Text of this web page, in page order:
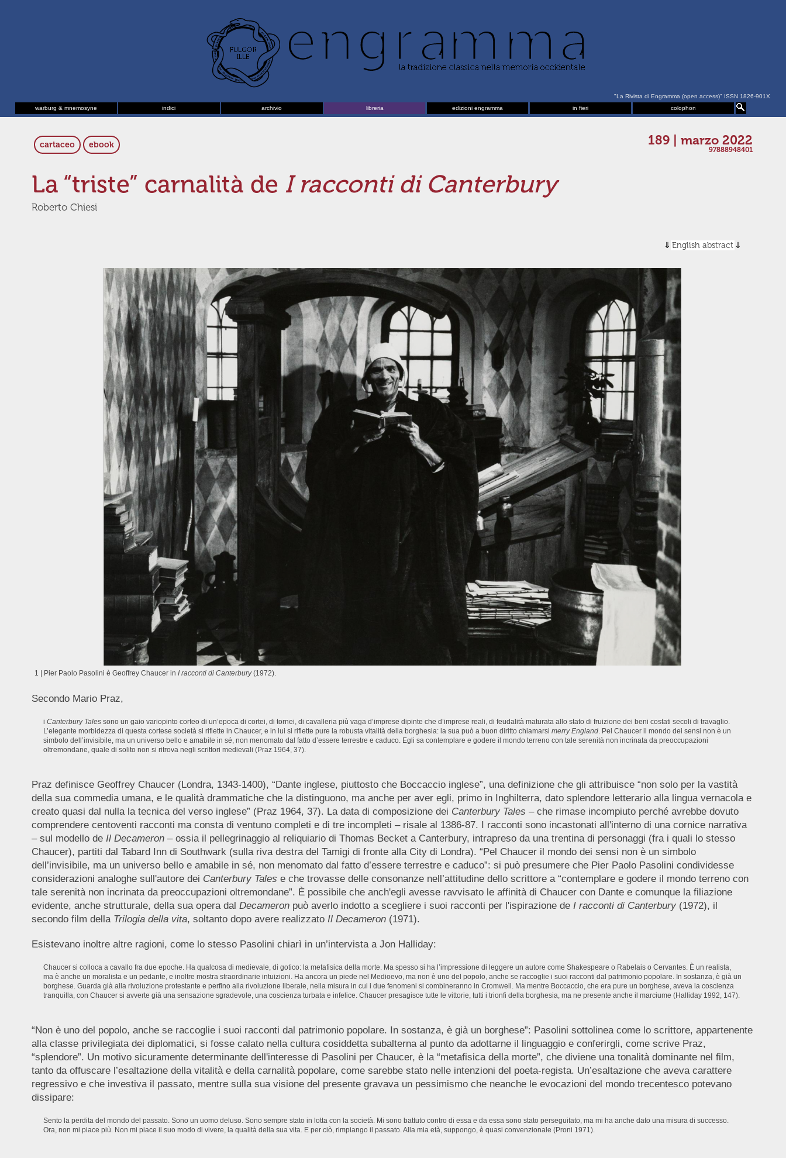
"La Rivista di Engramma (open access)" ISSN 1826-901X
warburg & mnemosyne
indici archivio libreria edizioni engramma in fieri colophon
cartaceo ebook 189 | marzo 2022
97888948401
La “triste” carnalità de I racconti di Canterbury
Roberto Chiesi
English abstract
1 | Pier Paolo Pasolini è Geoffrey Chaucer in I racconti di Canterbury(1972).
Secondo Mario Praz,
i Canterbury Talessono un gaio variopinto corteo di un’epoca di cortei, di tornei, di cavalleria più vaga d’imprese dipinte che d’imprese reali, di feudalità maturata allo stato di fruizione dei beni costati secoli di travaglio.
L’elegante morbidezza di questa cortese società si riflette in Chaucer, e in lui si riflette pure la robusta vitalità della borghesia: la sua può a buon diritto chiamarsi merry England. Pel Chaucer il mondo dei sensi non è un
simbolo dell’invisibile, ma un universo bello e amabile in sé, non menomato dal fatto d’essere terrestre e caduco. Egli sa contemplare e godere il mondo terreno con tale serenità non incrinata da preoccupazioni
oltremondane, quale di solito non si ritrova negli scrittori medievali (Praz 1964, 37).
Praz definisce Geoffrey Chaucer (Londra, 1343-1400), “Dante inglese, piuttosto che Boccaccio inglese”, una definizione che gli attribuisce “non solo per la vastità
della sua commedia umana, e le qualità drammatiche che la distinguono, ma anche per aver egli, primo in Inghilterra, dato splendore letterario alla lingua vernacola e
creato quasi dal nulla la tecnica del verso inglese” (Praz 1964, 37). La data di composizione dei Canterbury Tales – che rimase incompiuto perché avrebbe dovuto
comprendere centoventi racconti ma consta di ventuno completi e di tre incompleti – risale al 1386-87. I racconti sono incastonati all'interno di una cornice narrativa
– sul modello de Il Decameron – ossia il pellegrinaggio al reliquiario di Thomas Becket a Canterbury, intrapreso da una trentina di personaggi (fra i quali lo stesso
Chaucer), partiti dal Tabard Inn di Southwark (sulla riva destra del Tamigi di fronte alla City di Londra). “Pel Chaucer il mondo dei sensi non è un simbolo
dell’invisibile, ma un universo bello e amabile in sé, non menomato dal fatto d’essere terrestre e caduco”: si può presumere che Pier Paolo Pasolini condividesse
considerazioni analoghe sull'autore dei Canterbury Tales e che trovasse delle consonanze nell’attitudine dello scrittore a “contemplare e godere il mondo terreno con
tale serenità non incrinata da preoccupazioni oltremondane”. È possibile che anch'egli avesse ravvisato le affinità di Chaucer con Dante e comunque la filiazione
evidente, anche strutturale, della sua opera dal Decameron può averlo indotto a scegliere i suoi racconti per l'ispirazione deI racconti di Canterbury(1972), il
secondo film dellaTrilogia della vita, soltanto dopo avere realizzatoIl Decameron (1971).
Esistevano inoltre altre ragioni, come lo stesso Pasolini chiarì in un’intervista a Jon Halliday:
Chaucer si colloca a cavallo fra due epoche. Ha qualcosa di medievale, di gotico: la metafisica della morte. Ma spesso si ha l’impressione di leggere un autore come Shakespeare o Rabelais o Cervantes. È un realista,
ma è anche un moralista e un pedante, e inoltre mostra straordinarie intuizioni. Ha ancora un piede nel Medioevo, ma non è uno del popolo, anche se raccoglie i suoi racconti dal patrimonio popolare. In sostanza, è già un
borghese. Guarda già alla rivoluzione protestante e perfino alla rivoluzione liberale, nella misura in cui i due fenomeni si combineranno in Cromwell. Ma mentre Boccaccio, che era pure un borghese, aveva la coscienza
tranquilla, con Chaucer si avverte già una sensazione sgradevole, una coscienza turbata e infelice. Chaucer presagisce tutte le vittorie, tutti i trionfi della borghesia, ma ne presente anche il marciume (Halliday 1992, 147).
“Non è uno del popolo, anche se raccoglie i suoi racconti dal patrimonio popolare. In sostanza, è già un borghese”: Pasolini sottolinea come lo scrittore, appartenente
alla classe privilegiata dei diplomatici, si fosse calato nella cultura cosiddetta subalterna al punto da adottarne il linguaggio e conferirgli, come scrive Praz,
“splendore”. Un motivo sicuramente determinante dell'interesse di Pasolini per Chaucer, è la “metafisica della morte”, che diviene una tonalità dominante nel film,
tanto da offuscare l’esaltazione della vitalità e della carnalità popolare, come sarebbe stato nelle intenzioni del poeta-regista. Un’esaltazione che aveva carattere
regressivo e che investiva il passato, mentre sulla sua visione del presente gravava un pessimismo che neanche le evocazioni del mondo trecentesco potevano
dissipare:
Sento la perdita del mondo del passato. Sono un uomo deluso. Sono sempre stato in lotta con la società. Mi sono battuto contro di essa e da essa sono stato perseguitato, ma mi ha anche dato una misura di successo.
Ora, non mi piace più. Non mi piace il suo modo di vivere, la qualità della sua vita. E per ciò, rimpiango il passato. Alla mia età, suppongo, è quasi convenzionale (Proni 1971).